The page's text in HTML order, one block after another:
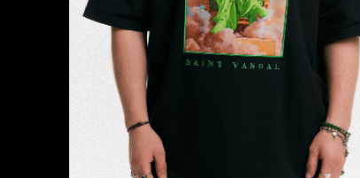
Мы полностью берем на себя
от разработки эскизов и подбора